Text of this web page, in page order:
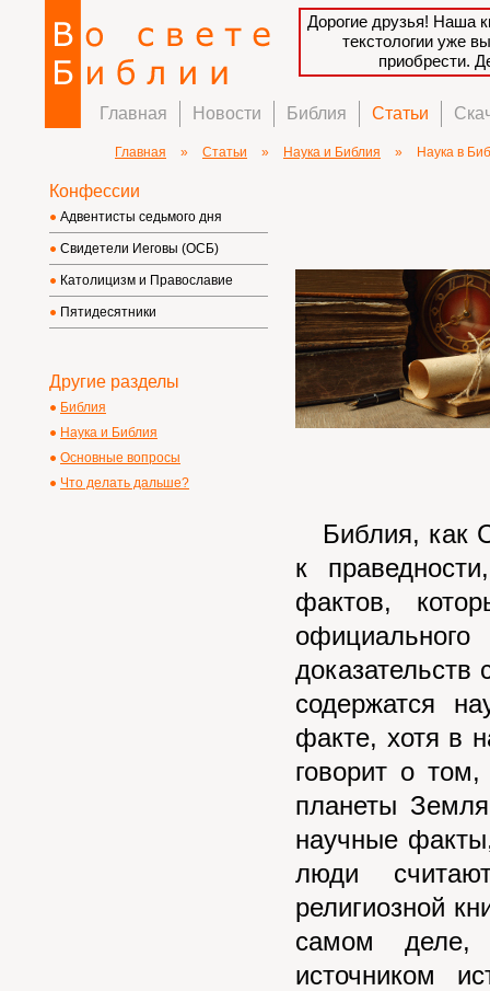
Дорогие друзья! Наша
текстологии уже
приобрести.
Главная Новости Библия Статьи
Главная » Статьи » Наука и Библия » Наука в
Библия, как
к
фактов,
доказательств
содержатся
факте, хотя в
говорит о
планеты
научные
люди
религиозной
самом деле,
источником
Конфессии
Адвентисты седьмого дня
Свидетели Иеговы (ОСБ)
Католицизм и Православие
Пятидесятники
Другие разделы
Библия
Наука и Библия
Основные вопросы
Что делать дальше?